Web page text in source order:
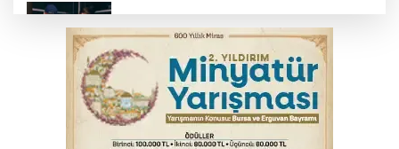
kişi tutuklandı
İnegöl’de yangın paniği! Apartmana
sıçrayan alevler söndürüldü